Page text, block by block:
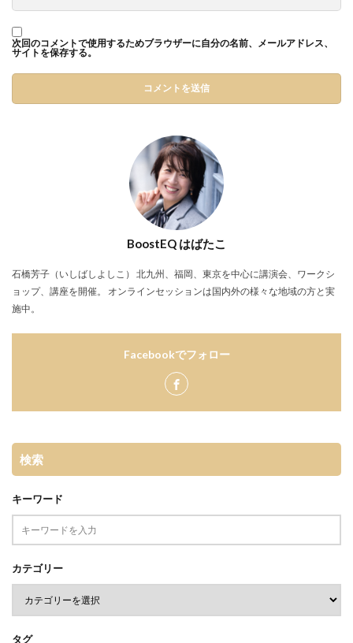
次回のコメントで使用するためブラウザーに自分の名前、メールアドレス、
サイトを保存する。
BoostEQ はばたこ
石橋芳子（いしばしよしこ） 北九州、福岡、東京を中心に講演会、ワークシ
ョップ、講座を開催。 オンラインセッションは国内外の様々な地域の方と実
施中。
Facebookでフォロー
検索
キーワード
カテゴリー
タグ